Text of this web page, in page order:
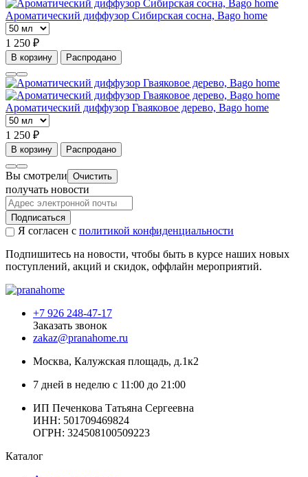
Ароматический диффузор Сибирская сосна, Bago home
1 250 ₽
В корзину Распродано
Ароматический диффузор Гваяковое дерево, Bago home
1 250 ₽
В корзину Распродано
Вы смотрели Очистить
получать новости
Подписаться
Я согласен с политикой конфиденциальности
Подпишитесь на новости, чтобы быть в курсе наших новых
поступлений, акций и скидок, оффлайн мероприятий.
+7 926 248-47-17
Заказать звонок
zakaz@pranahome.ru
Москва, Калужская площадь, д.1к2
7 дней в неделю с 11:00 до 21:00
ИП Печенкова Татьяна Сергеевна
ИНН: 501709469824
ОГРН: 324508100509223
Каталог